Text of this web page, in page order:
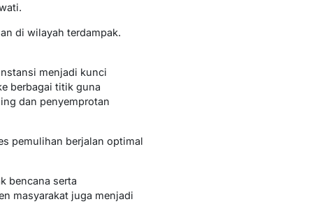
di wilayah terdampak.
menjadi kunci
berbagai titik guna
dan penyemprotan
pemulihan berjalan optimal
bencana serta
masyarakat juga menjadi